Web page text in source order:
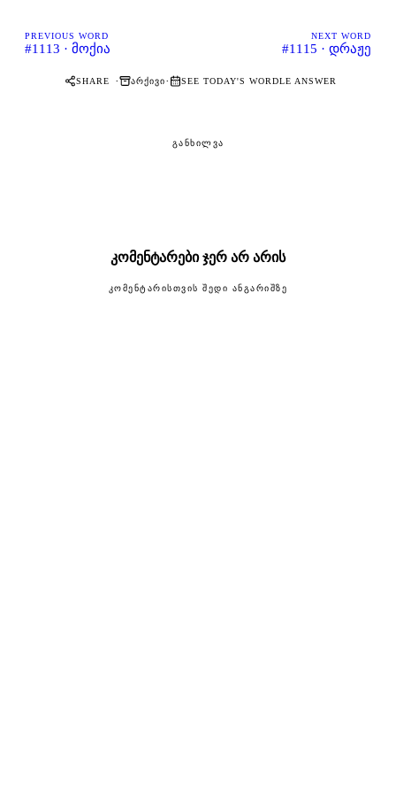
PREVIOUS WORD
#1113 · მოქია
NEXT WORD
#1115 · დრაჟე
SHARE · ᲐᲠᲥᲘᲕᲘ· SEE TODAY'S WORDLE ANSWER
ᲒᲐᲜᲮᲘᲚᲕᲐ
კომენტარები ჯერ არ არის
ᲙᲝᲛᲔᲜᲢᲐᲠᲘᲡᲗᲕᲘᲡ ᲨᲔᲓᲘ ᲐᲜᲒᲐᲠᲘᲨᲖᲔ